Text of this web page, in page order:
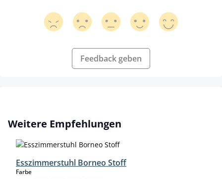
Feedback geben
Produktgalerie überspringen
Weitere Empfehlungen
Esszimmerstuhl Borneo Stoff
Farbeauswählen